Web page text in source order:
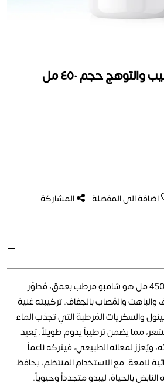
والتوهج حجم ٤٥٠ مل
اضافة الى المفضلة المشاركة
شامبو لاكابين هايدرا جلو 450 مل هو شامبو مرطب بعمق، مُطوّر
والمُصاب بالجفاف. تركيبته غنية
والسكريات المُرطبة التي تجذب الماء
مما يضمن ترطيباً يدوم طويلاً. يُعيد
ويُعزز لمعانه الطبيعي، فيتركه ناعماً
لامعة. مع الاستخدام المنتظم، يحافظ
بالحياة، ليبدو متجدداً وحيوياً.